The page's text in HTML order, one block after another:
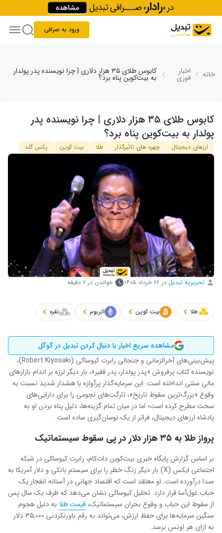
Skip to content
ورود به صرافی
خانه اخبار
فوری
کابوس طلای ۳۵ هزار دلاری | چرا نویسنده پدر پولدار
به بیت‌کوین پناه برد؟
کابوس طلای ۳۵ هزار دلاری | چرا نویسنده پدر
پولدار به بیت‌کوین پناه برد؟
ارزهای دیجیتال چهره های تاثیرگذار طلا بیت کوین پکس گلد
تحریریه تبدیل در ۲۶ خرداد ۱۴۰۵ خواندن در ۲ دقیقه
طلا بیت کوین اتریوم نقره
مشاهده سریع اخبار با دنبال کردن تبدیل در گوگل
پیش‌بینی‌های آخرالزمانی و جنجالی رابرت کیوساکی (Robert Kiyosaki)،
نویسنده کتاب پرفروش «پدر پولدار، پدر فقیر»، بار دیگر لرزه بر اندام بازارهای
مالی سنتی انداخته است. این سرمایه‌گذار پرآوازه با هشدار شدید نسبت به
وقوع «بزرگ‌ترین سقوط تاریخ»، تارگت‌های نجومی را برای دارایی‌های
سخت مطرح کرده است؛ اما در میان تمام گزینه‌ها، دلیل پناه بردن او به
پادشاه ارزهای دیجیتال، فراتر از یک نوسان‌گیری ساده است.
پرواز طلا به ۳۵ هزار دلار در پی سقوط سیستماتیک
بر اساس گزارش پایگاه خبری بیت‌کوین دات‌کام، رابرت کیوساکی در شبکه
اجتماعی ایکس (X) بار دیگر زنگ خطر را برای سیستم بانکی و دلار آمریکا به
صدا درآورده است. او معتقد است که اقتصاد جهانی در آستانه انفجار یک
حباب غول‌آسا قرار دارد. تحلیل کیوساکی نشان می‌دهد که ظرف یک سال پس
از سقوط این حباب و وقوع بحران سیستماتیک، قیمت طلا به دلیل هجوم
سنگین سرمایه‌ها برای حفظ ارزش، می‌تواند به رقم باورنکردنی ۳۵,۰۰۰ دلار
به ازای هر اونس برسد.